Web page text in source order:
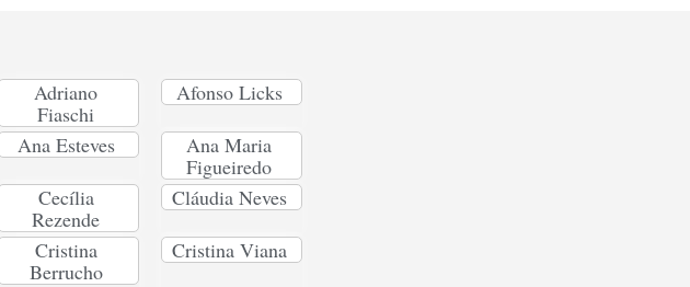
Adriano
Fiaschi
Afonso Licks
Ana Esteves
Ana Maria
Figueiredo
Cecília
Rezende
Cláudia Neves
Cristina
Berrucho
Cristina Viana